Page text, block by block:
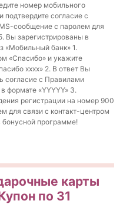
номер мобильного
подтвердите согласие с
сообщение с паролем для
Вы зарегистрированы в
«Мобильный банк» 1.
«Спасибо» и укажите
хххх» 2. В ответ Вы
согласие с Правилами
формате «YYYYY» 3.
регистрации на номер 900
для связи с контакт-центром
программе!
карты
по 31